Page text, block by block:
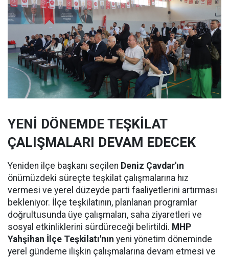
YENİ DÖNEMDE TEŞKİLAT
ÇALIŞMALARI DEVAM EDECEK
Yeniden ilçe başkanı seçilen Deniz Çavdar'ın
önümüzdeki süreçte teşkilat çalışmalarına hız
vermesi ve yerel düzeyde parti faaliyetlerini artırması
bekleniyor. İlçe teşkilatının, planlanan programlar
doğrultusunda üye çalışmaları, saha ziyaretleri ve
sosyal etkinliklerini sürdüreceği belirtildi. MHP
Yahşihan İlçe Teşkilatı'nın yeni yönetim döneminde
yerel gündeme ilişkin çalışmalarına devam etmesi ve